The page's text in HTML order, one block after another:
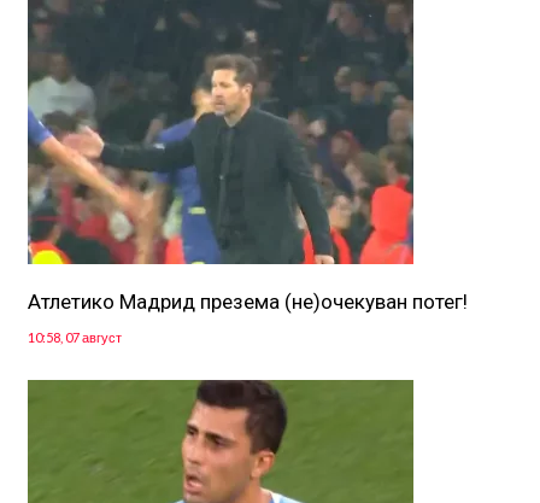
Атлетико Мадрид презема (не)очекуван потег!
10:58, 07 август